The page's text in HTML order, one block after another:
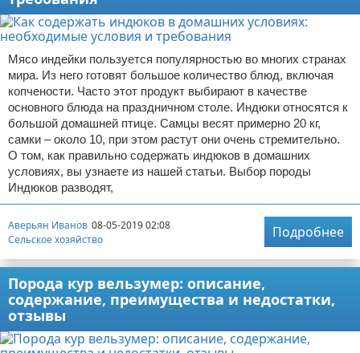
Мясо индейки пользуется популярностью во многих странах
мира. Из него готовят большое количество блюд, включая
копчености. Часто этот продукт выбирают в качестве
основного блюда на праздничном столе. Индюки относятся к
большой домашней птице. Самцы весят примерно 20 кг,
самки – около 10, при этом растут они очень стремительно.
О том, как правильно содержать индюков в домашних
условиях, вы узнаете из нашей статьи. Выбор породы
Индюков разводят,
Аверьян Иванов 08-05-2019 02:08
Сельское хозяйство
Подробнее
Порода кур вельзумер: описание,
содержание, преимущества и недостатки,
отзывы